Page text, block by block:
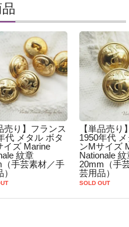
売り】フランス
代 メタル ボタ
イズ Marine
紋章
（手芸素材／手
【単品売り
1950年代
ンMサイズ
Nationale 紋
20mm（手
芸用品）
SOLD OUT